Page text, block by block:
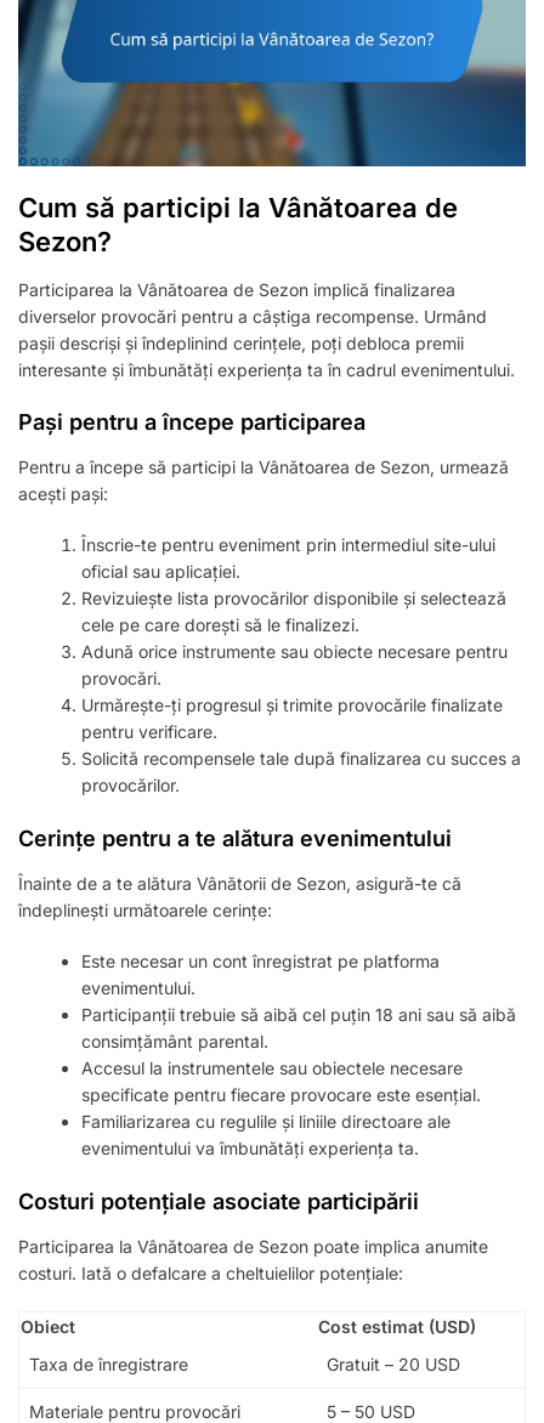
Cum să participi la Vânătoarea de
Sezon?
Participarea la Vânătoarea de Sezon implică finalizarea
diverselor provocări pentru a câștiga recompense. Urmând
pașii descriși și îndeplinind cerințele, poți debloca premii
interesante și îmbunătăți experiența ta în cadrul evenimentului.
Pași pentru a începe participarea
Pentru a începe să participi la Vânătoarea de Sezon, urmează
acești pași:
Înscrie-te pentru eveniment prin intermediul site-ului
oficial sau aplicației.
Revizuiește lista provocărilor disponibile și selectează
cele pe care dorești să le finalizezi.
Adună orice instrumente sau obiecte necesare pentru
provocări.
Urmărește-ți progresul și trimite provocările finalizate
pentru verificare.
Solicită recompensele tale după finalizarea cu succes a
provocărilor.
Cerințe pentru a te alătura evenimentului
Înainte de a te alătura Vânătorii de Sezon, asigură-te că
îndeplinești următoarele cerințe:
Este necesar un cont înregistrat pe platforma
evenimentului.
Participanții trebuie să aibă cel puțin 18 ani sau să aibă
consimțământ parental.
Accesul la instrumentele sau obiectele necesare
specificate pentru fiecare provocare este esențial.
Familiarizarea cu regulile și liniile directoare ale
evenimentului va îmbunătăți experiența ta.
Costuri potențiale asociate participării
Participarea la Vânătoarea de Sezon poate implica anumite
costuri. Iată o defalcare a cheltuielilor potențiale:
Obiect
Cost estimat (USD)
Taxa de înregistrare
Gratuit – 20 USD
Materiale pentru provocări 5 – 50 USD